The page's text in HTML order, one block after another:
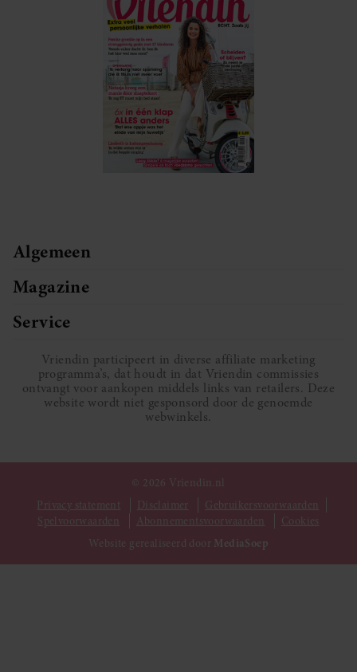
Algemeen
Magazine
Service
Vriendin participeert in diverse affiliate marketing
programma’s, dat houdt in dat Vriendin commissies
ontvangt voor aankopen middels links van retailers. Deze
website wordt niet gesponsord door de genoemde
webwinkels.
© 2026 Vriendin.nl
Privacy statement
Disclaimer
Gebruikersvoorwaarden
Spelvoorwaarden
Abonnementsvoorwaarden
Cookies
Website gerealiseerd door MediaSoep